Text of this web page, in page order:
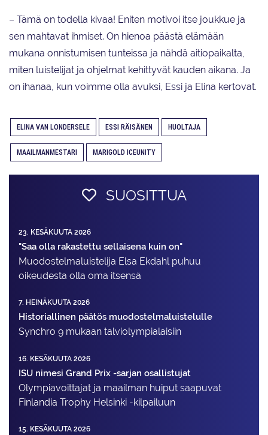
– Tämä on todella kivaa! Eniten motivoi itse joukkue ja
sen mahtavat ihmiset. On hienoa päästä elämään
mukana onnistumisen tunteissa ja nähdä aitiopaikalta,
miten luistelijat ja ohjelmat kehittyvät kauden aikana. Ja
on ihanaa, kun voimme olla avuksi, Essi ja Elina kertovat.
ELINA VAN LONDERSELE ESSI RÄISÄNEN HUOLTAJA
MAAILMANMESTARI MARIGOLD ICEUNITY
SUOSITTUA
23. KESÄKUUTA 2026
"Saa olla rakastettu sellaisena kuin on"
Muodostelma­luistelija Elsa Ekdahl puhuu
oikeudesta olla oma itsensä
7. HEINÄKUUTA 2026
Historiallinen päätös muodostelmaluistelulle
Synchro 9 mukaan talviolympialaisiin
16. KESÄKUUTA 2026
ISU nimesi Grand Prix -sarjan osallistujat
Olympiavoittajat ja maailman huiput saapuvat
Finlandia Trophy Helsinki -kilpailuun
15. KESÄKUUTA 2026